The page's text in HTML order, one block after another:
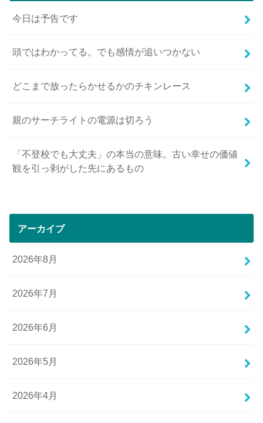
今日は予告です
頭ではわかってる。でも感情が追いつかない
どこまで放ったらかせるかのチキンレース
親のサーチライトの電源は切ろう
「不登校でも大丈夫」の本当の意味。古い幸せの価値
観を引っ剥がした先にあるもの
アーカイブ
2026年8月
2026年7月
2026年6月
2026年5月
2026年4月